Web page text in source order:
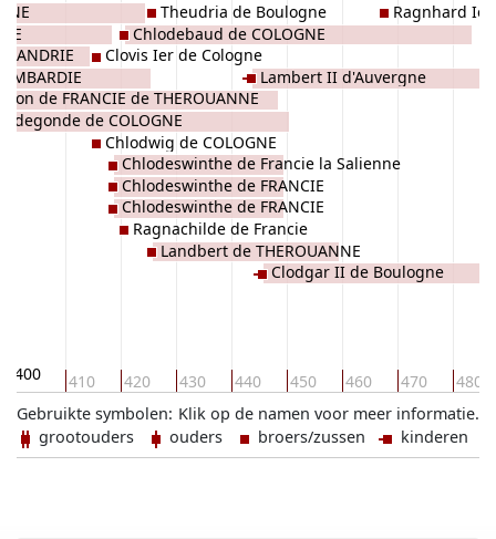
400 410 420 430 440 450 460 470 480
de FRANCIE de THEROUANNE
de COLOGNE
Clovis Ier de Cologne
Chlodwig de COLOGNE
Chlodeswinthe de Francie la Salienne
Chlodeswinthe de FRANCIE
Chlodeswinthe de FRANCIE
Chlodebaud de COLOGNE
Ragnachilde de Francie
Theudria de Boulogne
Landbert de THEROUANNE
Lambert II d'Auvergne
Clodgar II de Boulogne
Ragnhard
Klik op de namen voor meer informatie.
Gebruikte symbolen:
grootouders
ouders broers/zussen kinderen